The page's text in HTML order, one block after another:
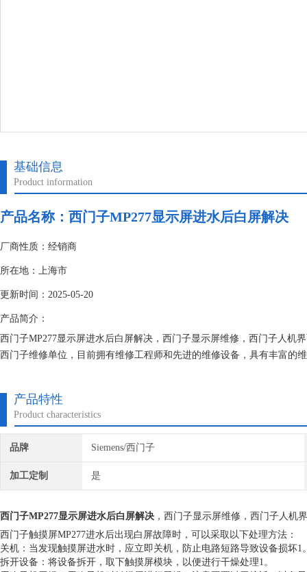
基础信息
Product information
产品名称： 西门子MP277显示屏进水后白屏解决
厂商性质：经销商
所在地：上海市
更新时间：2025-05-20
产品简介：
西门子MP277显示屏进水后白屏解决，西门子显示屏维修，西门子人机
西门子维修单位，目前拥有维修工程师和先进的维修设备，具有丰富的
产品特性
Product characteristics
品牌 Siemens/西门子
加工定制 是
西门子MP277显示屏进水后白屏解决 ，西门子显示屏维修，西门子人机
西门子触摸屏MP277进水后出现白屏故障时，可以采取以下处理方法：
关机：当发现触摸屏进水时，应立即关机，防止电路短路导致设备损坏1
拆开设备：将设备拆开，取下触摸屏模块，以便进行干燥处理1。